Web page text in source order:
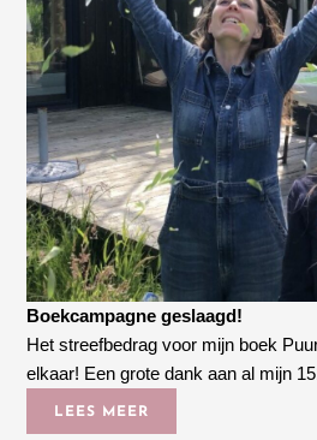
Boekcampagne geslaagd!
Het streefbedrag voor mijn boek
elkaar! Een grote dank aan al mijn
LEES MEER